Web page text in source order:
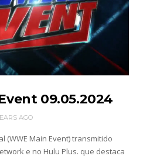
já está apto a regressar
desafia Xia Brookside para
09.05.2024
AGO
(WWE Main Event) transmitido
e no Hulu Plus. que destaca